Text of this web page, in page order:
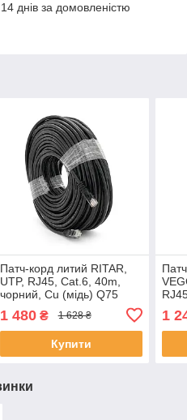
днів за домовленістю
Патч-корд литий RITAR,
UTP, RJ45, Cat.6, 40m,
чорний, Cu (мідь) Q75
1 480₴ 1 628 ₴
Купити
1